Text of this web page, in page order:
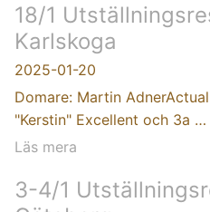
18/1
Karlskoga
2025-01-20
Domare: Martin
"Kerstin" Excellent och 3a …
Läs mera
3-4/1